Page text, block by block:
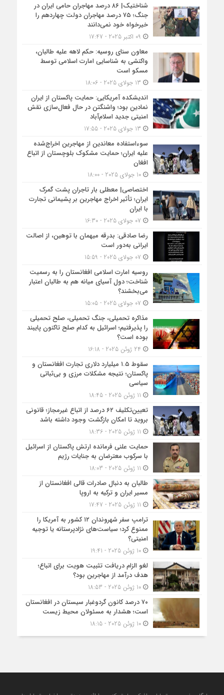
شناختیک| ۸۶ درصد مهاجران حامی ایران در
جنگ؛ ۷۵ درصد مهاجران دولت چهاردهم را
خیرخواه خود نمی‌دانند
معاون سنای روسیه: حکم لاهه علیه طالبان،
واکنشی به شناسایی امارت اسلامی توسط
مسکو است
اندیشکده آمریکایی: حمایت پاکستان از ایران
نمادین بود؛ واشنگتن در حال فعال‌سازی نقش
امنیتی جدید اسلام‌آباد
سوءاستفاده معاندین از مهاجرین اخراج‌شده
علیه ایران؛ حمایت مشکوک بلوچستان از اتباع
افغان
10 جولای 2025 - 18:00
اختصاصی| معطلی بار تاجران پشت گمرک
ایران؛ تأثیر اخراج مهاجرین بر پشیمانی تجارت
با ایران
رضا صادقی: بدرقه میهمان با توهین، از اصالت
ایرانی به‌دور است
روسیه امارت اسلامی افغانستان را به رسمیت
شناخت؛ دول آسیای میانه هم به طالبان اعتبار
می‎‌بخشند؟
مذاکره تحمیلی، جنگ تحمیلی، صلح تحمیلی
را پذیرفتیم؛ اسرائیل به کدام صلح تاکنون پایبند
بوده است؟
سقوط ۱.۵ میلیارد دلاری تجارت افغانستان و
پاکستان؛ نتیجه مشکلات مرزی و بی‌ثباتی
سیاسی
تعیین‌تکلیف ۶۲ درصد از اتباع غیرمجاز؛ قانونی
بروید تا امکان بازگشت وجود داشته باشد
حمایت علنی فرمانده ارتش پاکستان از اسرائیل
با سرکوب معترضان به جنایات رژیم
طالبان به دنبال صادرات قالی افغانستان از
مسیر ایران و ترکیه به اروپا
ترامپ سفر شهروندان ۱۲ کشور به آمریکا را
ممنوع کرد؛ سیاست‌های نژادپرستانه یا توجیه
امنیتی؟
10 ژوئن 2025 - 19:41
لغو الزام دریافت تثبیت هویت برای اتباع؛
هدف درآمد از مهاجرین بود؟
10 ژوئن 2025 - 18:53
۷۰ درصد کانون گردوغبار سیستان در افغانستان
است؛ هشدار به مسئولان محیط زیست
10 ژوئن 2025 - 18:15